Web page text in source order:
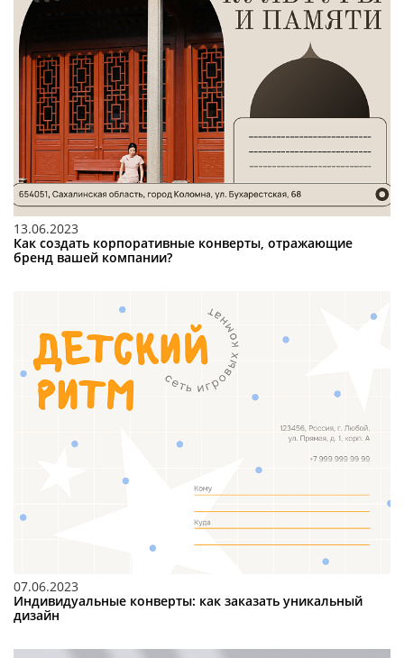
13.06.2023
Как создать корпоративные конверты, отражающие
бренд вашей компании?
07.06.2023
Индивидуальные конверты: как заказать уникальный
дизайн